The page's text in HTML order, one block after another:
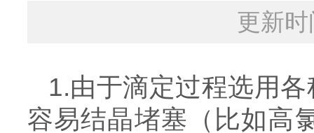
更新
1.由于滴定过程选用
容易结晶堵塞（比如高